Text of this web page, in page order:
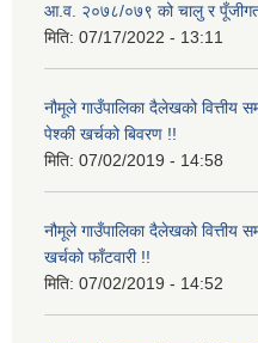
आ.व. २०७८/०७९ को चालु र पूँजीगत
मिति: 07/17/2022 - 13:11
नौमूले गाउँपालिका दैलेखको वित्तीय
पेश्की खर्चको बिवरण !!
मिति: 07/02/2019 - 14:58
नौमूले गाउँपालिका दैलेखको वित्तीय
खर्चको फाँटवारी !!
मिति: 07/02/2019 - 14:52